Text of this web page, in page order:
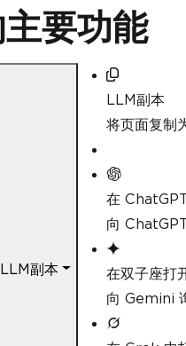
. SaveAs( "html-with-
要功能
LLM副本
LLM副本
将页面复制
在
向
在双子座打
向 Gemini